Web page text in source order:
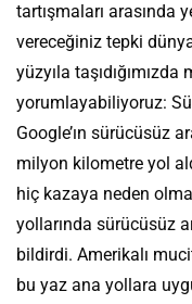
tartışmaları arasında
vereceğiniz tepki
yüzyıla
yorumlayabiliyoruz:
Google’ın sürücüsüz
milyon kilometre yol
hiç kazaya neden
yollarında sürücüsüz
bildirdi. Amerikalı
bu yaz ana yollara